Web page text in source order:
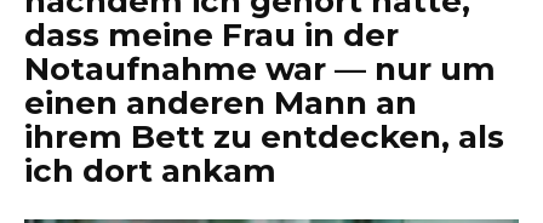
dass meine Frau in der
Notaufnahme war — nur um
einen anderen Mann an
ihrem Bett zu entdecken, als
ich dort ankam